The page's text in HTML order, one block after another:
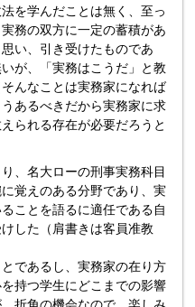
を学んだことは無く、至っ
務の双方に一定の蓄積があ
い、引き受けたものであ
が、「実務はこうだ」と教
んなことは実務家になれば
あるべきだから実務家に求
られる存在が必要だろうと
、名大ローの刑事実務科目
覚えのある分野であり、実
ことを語るに適任である自
した（肩書きは客員准教
であるし、実務家の在り方
持つ学生にどこまでの影響